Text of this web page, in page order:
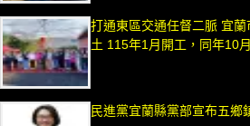
打通東區交通任督二脈 宜
土 115年1月開工，同年10
民進黨宜蘭縣黨部宣布五鄉